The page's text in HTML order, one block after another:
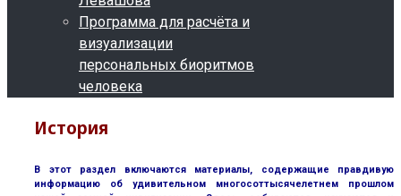
Программа для расчёта и
визуализации
персональных биоритмов
человека
История
В этот раздел включаются материалы, содержащие правдивую
информацию об удивительном многосоттысячелетнем прошлом